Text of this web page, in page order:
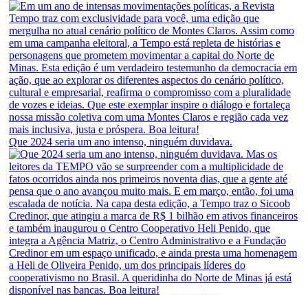
Que 2024 seria um ano intenso, ninguém duvidava.